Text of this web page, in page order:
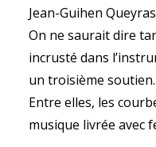
Jean-Guihen
On ne saurait dire
incrusté dans
un troisième
Entre elles, les
musique livrée avec